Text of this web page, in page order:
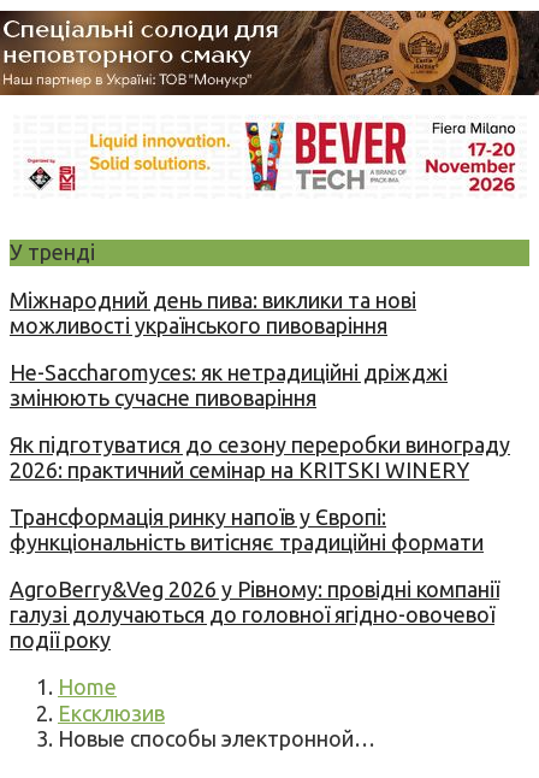
У тренді
Міжнародний день пива: виклики та нові
можливості українського пивоваріння
Не-Saccharomyces: як нетрадиційні дріжджі
змінюють сучасне пивоваріння
Як підготуватися до сезону переробки винограду
2026: практичний семінар на KRITSKI WINERY
Трансформація ринку напоїв у Європі:
функціональність витісняє традиційні формати
AgroBerry&Veg 2026 у Рівному: провідні компанії
галузі долучаються до головної ягідно-овочевої
події року
Home
Ексклюзив
Новые способы электронной…